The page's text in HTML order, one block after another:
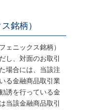
銘柄）
ェニックス銘柄）
し、対面のお取引
場合には、当該注
る金融商品取引業
誘を行っている金
当該金融商品取引